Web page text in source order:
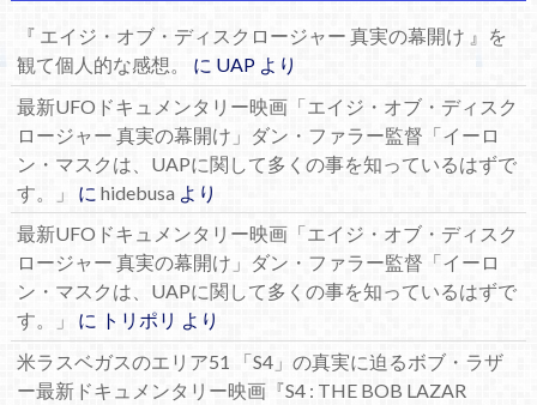
『 エイジ・オブ・ディスクロージャー 真実の幕開け 』を
観て個人的な感想。
に UAPより
最新UFOドキュメンタリー映画「エイジ・オブ・ディスク
ロージャー 真実の幕開け」ダン・ファラー監督「イーロ
ン・マスクは、UAPに関して多くの事を知っているはずで
す。」
に hidebusaより
最新UFOドキュメンタリー映画「エイジ・オブ・ディスク
ロージャー 真実の幕開け」ダン・ファラー監督「イーロ
ン・マスクは、UAPに関して多くの事を知っているはずで
す。」
に トリポリ より
米ラスベガスのエリア51 「S4」の真実に迫るボブ・ラザ
ー最新ドキュメンタリー映画『S4 : THE BOB LAZAR